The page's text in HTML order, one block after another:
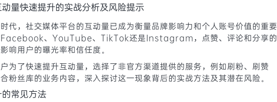
量快速提升的实战分析及风险提示
代，社交媒体平台的互动量已成为衡量品牌影响力和个人账号价值的重要
Facebook、YouTube、TikTok还是Instagram，点赞、评论和分享的
响用户的曝光率和信任度。
为了快速提升互动量，选择了非官方渠道提供的服务，例如刷粉、刷赞
粉丝库的业务内容，深入探讨这一现象背后的实战方法及其潜在风险。
常见方法